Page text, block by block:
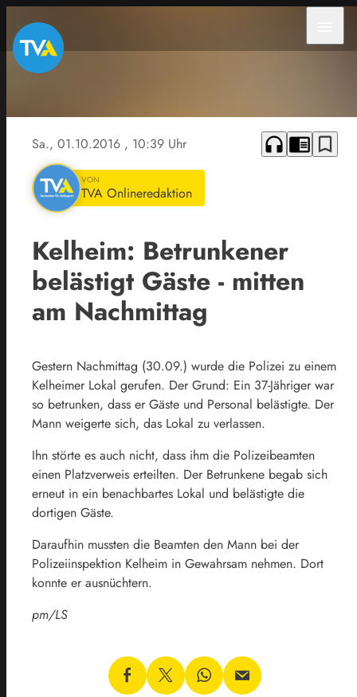
Sa., 01.10.2016 , 10:39 Uhr headphones chrome_reader_mode bookmark_border
VON
TVA Onlineredaktion
Kelheim: Betrunkener
belästigt Gäste - mitten
am Nachmittag
Gestern Nachmittag (30.09.) wurde die Polizei zu einem
Kelheimer Lokal gerufen. Der Grund: Ein 37-Jähriger war
so betrunken, dass er Gäste und Personal belästigte. Der
Mann weigerte sich, das Lokal zu verlassen.
Ihn störte es auch nicht, dass ihm die Polizeibeamten
einen Platzverweis erteilten. Der Betrunkene begab sich
erneut in ein benachbartes Lokal und belästigte die
dortigen Gäste.
Daraufhin mussten die Beamten den Mann bei der
Polizeiinspektion Kelheim in Gewahrsam nehmen. Dort
konnte er ausnüchtern.
pm/LS